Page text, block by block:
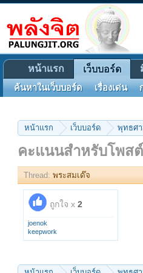
หน้าแรก เว็บบอร์ด พุทธศ
คะแนนสำหรับโพส
Thread: พระสมเด๊จ
ถูกใจ x 2
joenok
keepwork
หน้าแรก เว็บบอร์ด
ค้นหาในเว็บบอร์ด เรื่องเด่น